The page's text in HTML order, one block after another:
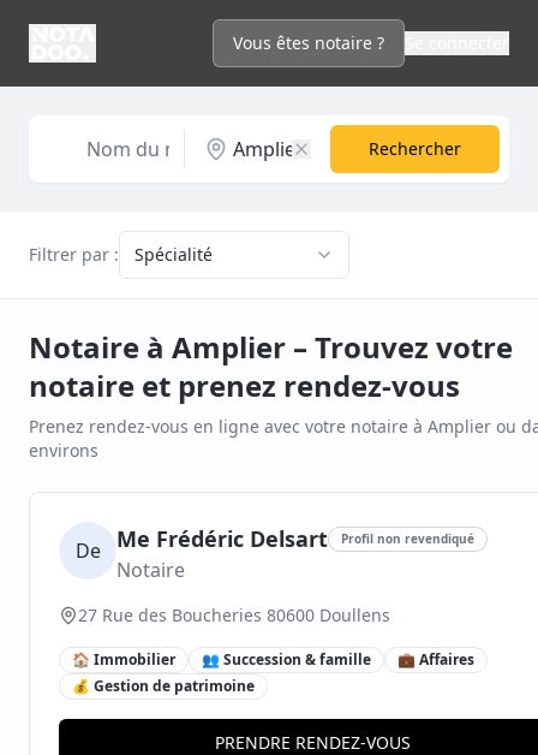
Vous êtes notaire ?
Rechercher
Filtrer par : Spécialité
Notaire à Amplier – Trouvez votre
notaire et prenez rendez-vous
Prenez rendez-vous en ligne avec votre notaire à Amplier ou
environs
De Me Frédéric Delsart Profil non revendiqué
Notaire
27 Rue des Boucheries 80600 Doullens
🏠 Immobilier 👥 Succession & famille
💼 Affaires
💰 Gestion de patrimoine
PRENDRE RENDEZ-VOUS